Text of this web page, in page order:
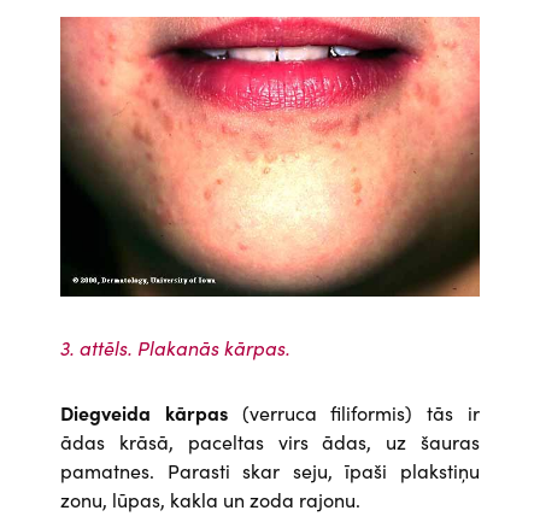
Attēls
3. attēls. Plakanās kārpas.
Diegveida kārpas(verruca filiformis) tās ir
ādas krāsā, paceltas virs ādas, uz šauras
pamatnes. Parasti skar seju, īpaši plakstiņu
zonu, lūpas, kakla un zoda rajonu.